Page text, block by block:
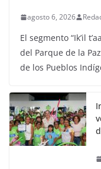
agosto 6, 2026
El segmento “Ik’il
del Parque de la
de los Pueblos